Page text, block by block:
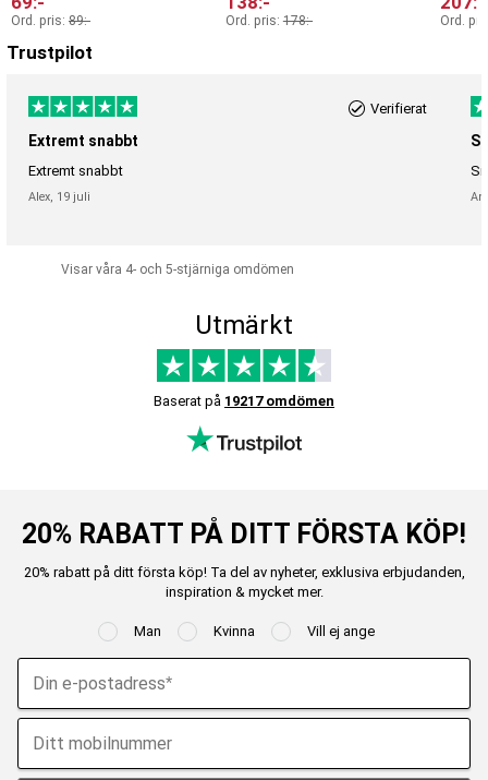
Ord. pris: 89:- Ord. pris:178:- Ord.
Trustpilot
Verifierat
Extremt snabbt
Extremt snabbt
Alex, 19 juli
Visar våra 4- och 5-stjärniga omdömen
Utmärkt
Baserat på 19217 omdömen
20% RABATT PÅ DITT FÖRSTA KÖP!
20% rabatt på ditt första köp! Ta del av nyheter, exklusiva erbjudanden,
inspiration & mycket mer.
Man Kvinna Vill ej ange